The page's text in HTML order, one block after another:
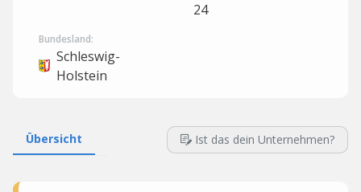
24
Bundesland:
Schleswig-
Holstein
Übersicht Ist das dein Unternehmen?